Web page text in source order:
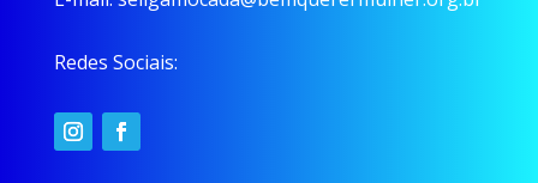
Redes Sociais: